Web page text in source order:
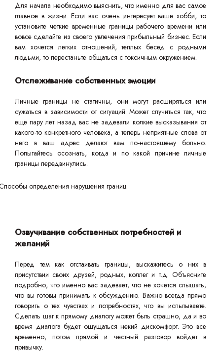
Для начала необходимо выяснить, что именно для вас самое
главное в жизни. Если вас очень интересует ваше хобби, то
установите четкие временные границы рабочего времени или
вовсе сделайте из своего увлечения прибыльный бизнес. Если
вам хочется легких отношений, теплых бесед с родными
людьми, то перестаньте общаться с токсичным окружением.
Отслеживание собственных эмоции
Личные границы не статичны, они могут расширяться или
сужаться в зависимости от ситуаций. Может случиться так, что
еще пару лет назад вас не задевали колкие высказывания от
какого-то конкретного человека, а теперь неприятные слова от
него в ваш адрес делают вам по-настоящему больно.
Попытайтесь осознать, когда и по какой причине личные
границы передвинулись.
Озвучивание собственных потребностей и
желаний
Перед тем как отстаивать границы, выскажитесь о них в
присутствии своих друзей, родных, коллег и т.д. Объясните
подробно, что именно вас задевает, что не хочется слышать,
что вы готовы принимать к обсуждению. Важно всегда прямо
говорить о тех чувствах и потребностях, что вы испытываете.
Сделать шаг к прямому диалогу может быть страшно, да и во
время диалога будет ощущаться некий дискомфорт. Это все
временно, потом прямой и честный разговор войдет в
привычку.